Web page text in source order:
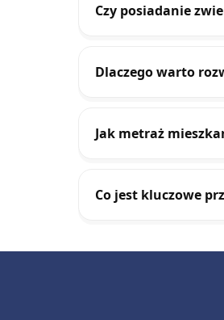
Czy posiadanie
Dlaczego warto
Jak metraż
Co jest kluczowe